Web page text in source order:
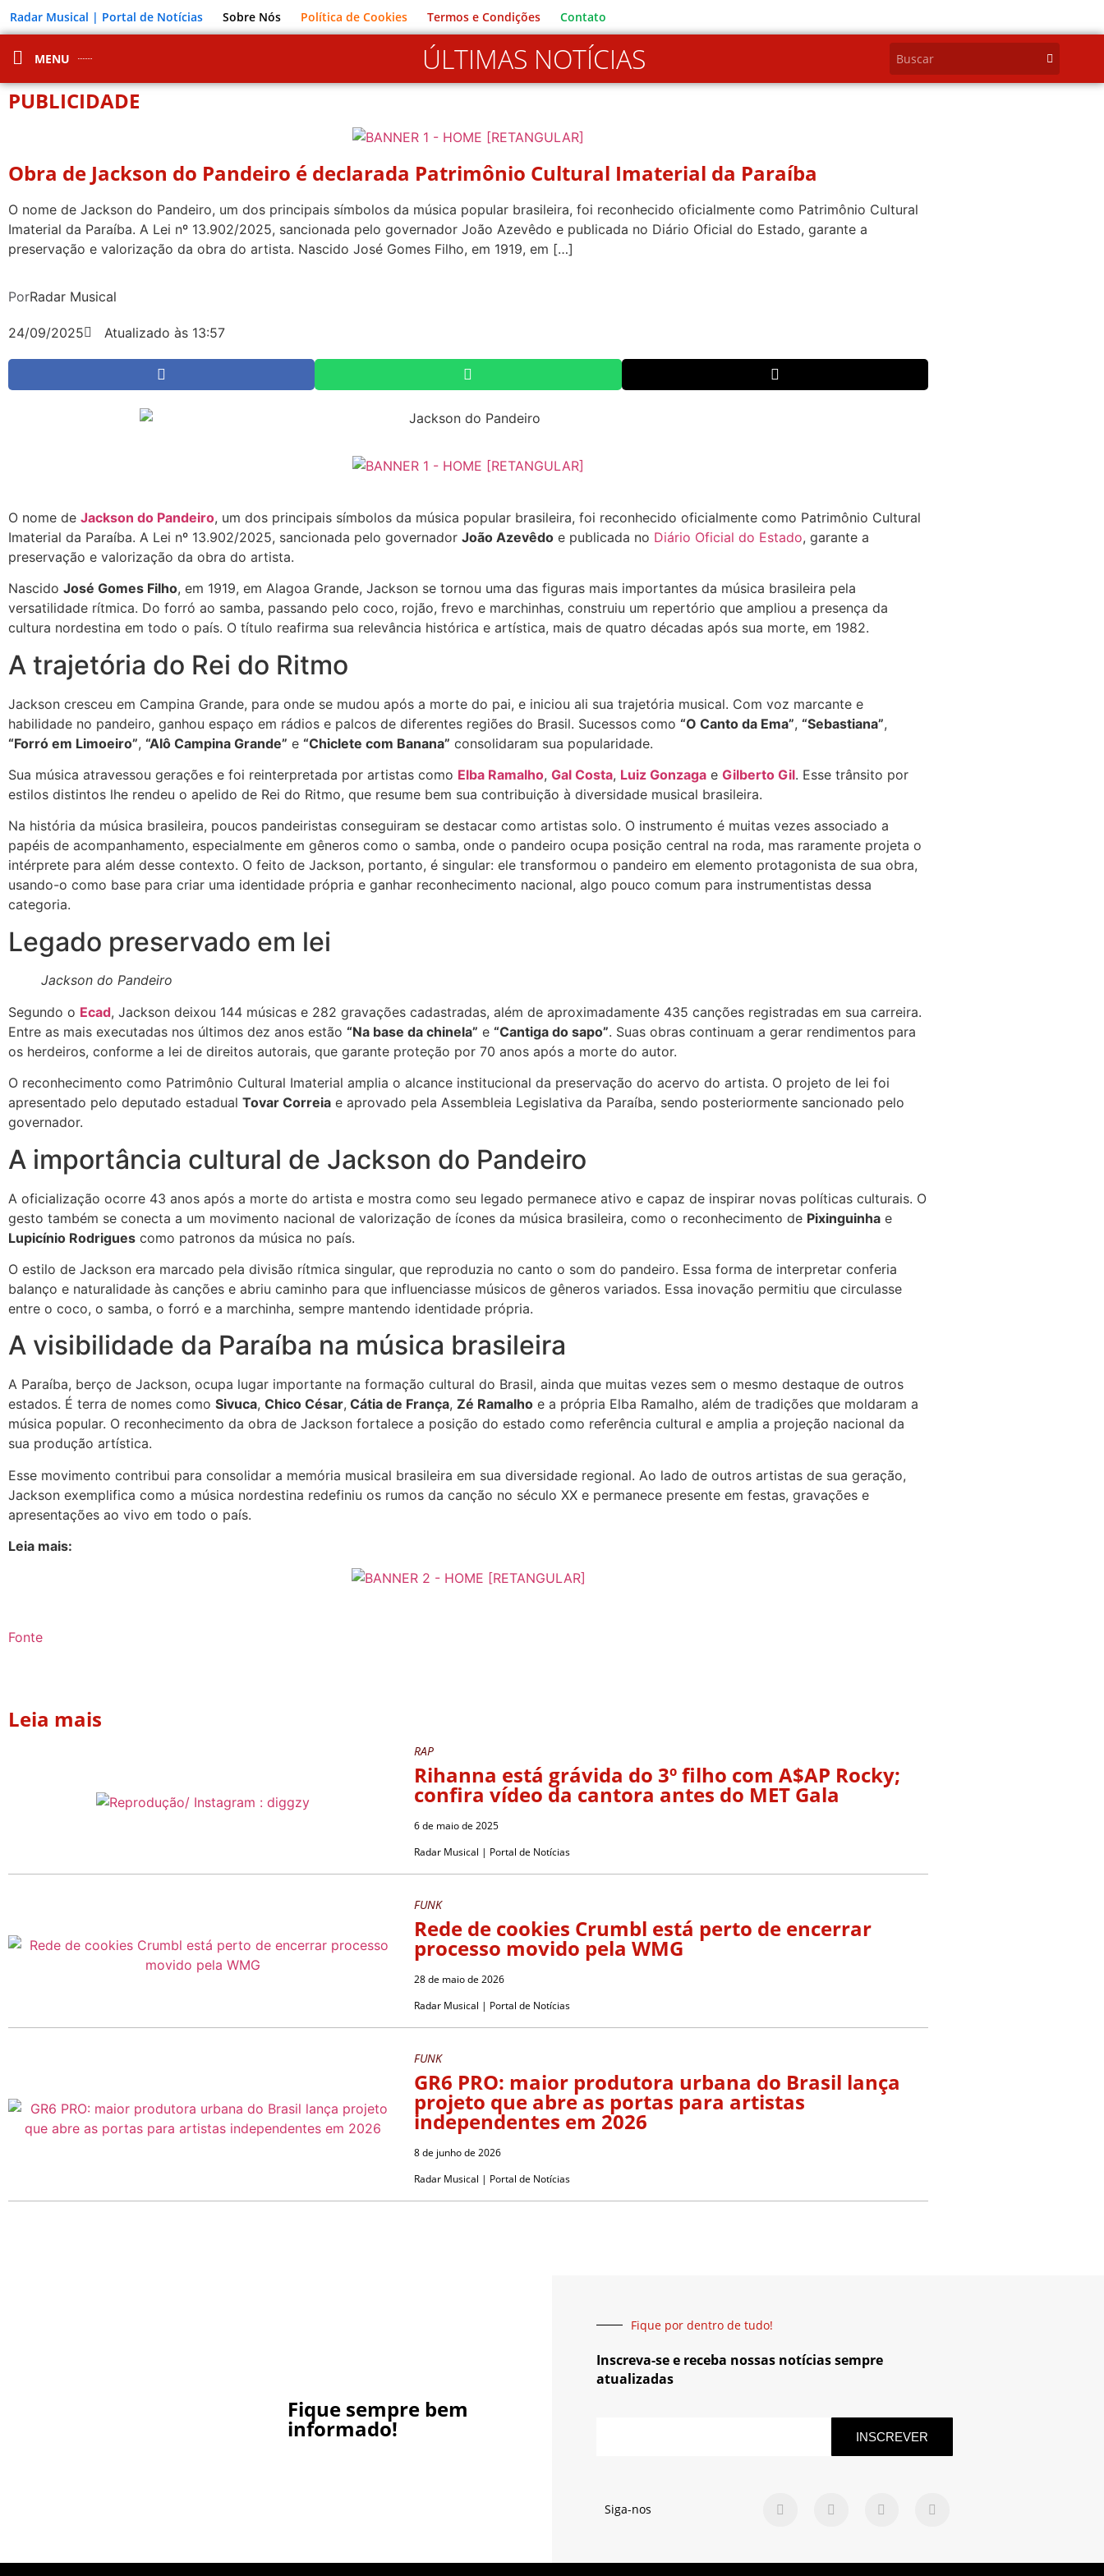
Radar Musical | Portal de Notícias Sobre Nós Política de Cookies Termos e Condições Contato
MENU ÚLTIMAS NOTÍCIAS
PUBLICIDADE
Obra de Jackson do Pandeiro é declarada Patrimônio Cultural Imaterial da Paraíba
O nome de Jackson do Pandeiro, um dos principais símbolos da música popular brasileira, foi reconhecido oficialmente como Patrimônio Cultural
Imaterial da Paraíba. A Lei nº 13.902/2025, sancionada pelo governador João Azevêdo e publicada no Diário Oficial do Estado, garante a
preservação e valorização da obra do artista. Nascido José Gomes Filho, em 1919, em […]
PorRadar Musical
24/09/2025 Atualizado às 13:57
O nome de Jackson do Pandeiro, um dos principais símbolos da música popular brasileira, foi reconhecido oficialmente como Patrimônio Cultural
Imaterial da Paraíba. A Lei nº 13.902/2025, sancionada pelo governador João Azevêdo e publicada no Diário Oficial do Estado, garante a
preservação e valorização da obra do artista.
Nascido José Gomes Filho, em 1919, em Alagoa Grande, Jackson se tornou uma das figuras mais importantes da música brasileira pela
versatilidade rítmica. Do forró ao samba, passando pelo coco, rojão, frevo e marchinhas, construiu um repertório que ampliou a presença da
cultura nordestina em todo o país. O título reafirma sua relevância histórica e artística, mais de quatro décadas após sua morte, em 1982.
A trajetória do Rei do Ritmo
Jackson cresceu em Campina Grande, para onde se mudou após a morte do pai, e iniciou ali sua trajetória musical. Com voz marcante e
habilidade no pandeiro, ganhou espaço em rádios e palcos de diferentes regiões do Brasil. Sucessos como “O Canto da Ema”, “Sebastiana”,
“Forró em Limoeiro”, “Alô Campina Grande” e “Chiclete com Banana” consolidaram sua popularidade.
Sua música atravessou gerações e foi reinterpretada por artistas como Elba Ramalho, Gal Costa, Luiz Gonzaga e Gilberto Gil. Esse trânsito por
estilos distintos lhe rendeu o apelido de Rei do Ritmo, que resume bem sua contribuição à diversidade musical brasileira.
Na história da música brasileira, poucos pandeiristas conseguiram se destacar como artistas solo. O instrumento é muitas vezes associado a
papéis de acompanhamento, especialmente em gêneros como o samba, onde o pandeiro ocupa posição central na roda, mas raramente projeta o
intérprete para além desse contexto. O feito de Jackson, portanto, é singular: ele transformou o pandeiro em elemento protagonista de sua obra,
usando-o como base para criar uma identidade própria e ganhar reconhecimento nacional, algo pouco comum para instrumentistas dessa
categoria.
Legado preservado em lei
Jackson do Pandeiro
Segundo o Ecad, Jackson deixou 144 músicas e 282 gravações cadastradas, além de aproximadamente 435 canções registradas em sua carreira.
Entre as mais executadas nos últimos dez anos estão “Na base da chinela” e “Cantiga do sapo”. Suas obras continuam a gerar rendimentos para
os herdeiros, conforme a lei de direitos autorais, que garante proteção por 70 anos após a morte do autor.
O reconhecimento como Patrimônio Cultural Imaterial amplia o alcance institucional da preservação do acervo do artista. O projeto de lei foi
apresentado pelo deputado estadual Tovar Correia e aprovado pela Assembleia Legislativa da Paraíba, sendo posteriormente sancionado pelo
governador.
A importância cultural de Jackson do Pandeiro
A oficialização ocorre 43 anos após a morte do artista e mostra como seu legado permanece ativo e capaz de inspirar novas políticas culturais. O
gesto também se conecta a um movimento nacional de valorização de ícones da música brasileira, como o reconhecimento de Pixinguinha e
Lupicínio Rodrigues como patronos da música no país.
O estilo de Jackson era marcado pela divisão rítmica singular, que reproduzia no canto o som do pandeiro. Essa forma de interpretar conferia
balanço e naturalidade às canções e abriu caminho para que influenciasse músicos de gêneros variados. Essa inovação permitiu que circulasse
entre o coco, o samba, o forró e a marchinha, sempre mantendo identidade própria.
A visibilidade da Paraíba na música brasileira
A Paraíba, berço de Jackson, ocupa lugar importante na formação cultural do Brasil, ainda que muitas vezes sem o mesmo destaque de outros
estados. É terra de nomes como Sivuca, Chico César, Cátia de França, Zé Ramalho e a própria Elba Ramalho, além de tradições que moldaram a
música popular. O reconhecimento da obra de Jackson fortalece a posição do estado como referência cultural e amplia a projeção nacional da
sua produção artística.
Esse movimento contribui para consolidar a memória musical brasileira em sua diversidade regional. Ao lado de outros artistas de sua geração,
Jackson exemplifica como a música nordestina redefiniu os rumos da canção no século XX e permanece presente em festas, gravações e
apresentações ao vivo em todo o país.
Leia mais:
Fonte
Leia mais
RAP
Rihanna está grávida do 3º filho com A$AP Rocky;
confira vídeo da cantora antes do MET Gala
6 de maio de 2025
Radar Musical | Portal de Notícias
FUNK
Rede de cookies Crumbl está perto de encerrar
processo movido pela WMG
28 de maio de 2026
Radar Musical | Portal de Notícias
FUNK
GR6 PRO: maior produtora urbana do Brasil lança
projeto que abre as portas para artistas
independentes em 2026
8 de junho de 2026
Radar Musical | Portal de Notícias
Fique sempre bem
informado!
Fique por dentro de tudo!
Inscreva-se e receba nossas notícias sempre
atualizadas
INSCREVER
Siga-nos